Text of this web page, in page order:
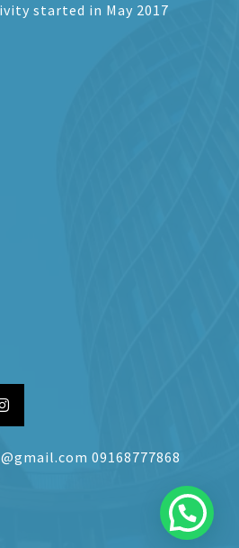
started in May 2017
09168777868